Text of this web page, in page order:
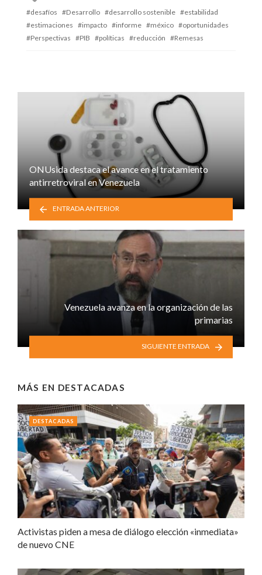
desafíos Desarrollo desarrollo sostenible
estabilidad
estimaciones
impacto informe méxico
oportunidades
Perspectivas
PIB políticas reducción Remesas
ONUsida destaca el avance en el tratamiento
antirretroviral en Venezuela
ENTRADA ANTERIOR
Venezuela avanza en la organización de las
primarias
SIGUIENTE ENTRADA
MÁS EN DESTACADAS
Activistas piden a mesa de diálogo elección «inmediata»
de nuevo CNE
DESTACADAS